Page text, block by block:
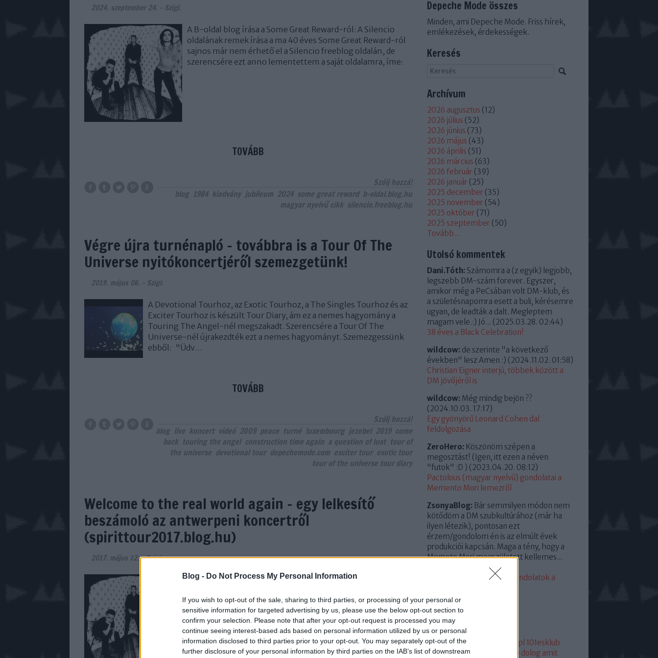
Blog - Do Not Process My Personal Information
If you wish to opt-out of the sale, sharing to third parties, or processing of your personal or
sensitive information for targeted advertising by us, please use the below opt-out section to
confirm your selection. Please note that after your opt-out request is processed you may
continue seeing interest-based ads based on personal information utilized by us or personal
information disclosed to third parties prior to your opt-out. You may separately opt-out of the
further disclosure of your personal information by third parties on the IAB’s list of downstream
2024. szeptember 24. - Szigi.
A B-oldal blog írása a Some Great Reward-ról: A Silencio
oldalának remek írása a ma 40 éves Some Great Reward-ról
sajnos már nem érhető el a Silencio freeblog oldalán, de
szerencsére ezt anno lementettem a saját oldalamra, íme:
TOVÁBB
Szólj hozzá!
blog 1984 kiadvány jubileum 2024 some great reward b-oldal.blog.hu
magyar nyelvű cikk silencio.freeblog.hu
Végre újra turnénapló - továbbra is a Tour Of The
Universe nyitókoncertjéről szemezgetünk!
2019. május 06. - Szigi.
A Devotional Tourhoz, az Exotic Tourhoz, a The Singles Tourhoz és az
Exciter Tourhoz is készült Tour Diary, ám ez a nemes hagyomány a
Touring The Angel-nél megszakadt. Szerencsére a Tour Of The
Universe-nél újrakezdték ezt a nemes hagyományt. Szemezgessünk
ebből: "Üdv…
TOVÁBB
Szólj hozzá!
blog live koncert videó 2009 peace turné luxembourg jezebel 2019 come
back touring the angel construction time again a question of lust tour of
the universe devotional tour depechemode.com exciter tour exotic tour
tour of the universe tour diary
Welcome to the real world again - egy lelkesítő
beszámoló az antwerpeni koncertről
(spirittour2017.blog.hu)
2017. május 12.-Szigi.
Itt olvasható a bejegyzés.
Depeche Mode összes
Minden, ami Depeche Mode. Friss hírek,
emlékezések, érdekességek.
Keresés
Archívum
2026 augusztus (12)
2026 július (52)
2026 június (73)
2026 május (43)
2026 április (51)
2026 március (63)
2026 február (39)
2026 január (25)
2025 december (35)
2025 november (54)
2025 október (71)
2025 szeptember (50)
Tovább...
Utolsó kommentek
Dani.Tóth: Számomra a (z egyik) legjobb,
legszebb DM-szám forever. Egyszer,
amikor még a PeCsában volt DM-klub, és
a születésnapomra esett a buli, kérésemre
ugyan, de leadták a dalt. Megleptem
magam vele.:) Jó... (2025.03.28. 02:44)
38 éves a Black Celebration!
wildcow: de szerinte "a következő
években" lesz Amen :) (2024.11.02. 01:58)
Christian Eigner interjú, többek között a
DM jövőjéről is
wildcow: Még mindig bejön ??
(2024.10.03. 17:17)
Egy gyönyörű Leonard Cohen dal
feldolgozása
ZeroHero: Köszönöm szépen a
megosztást! (Igen, itt ezen a néven
"futok" :D ) (2023.04.20. 08:12)
Pactolous (magyar nyelvű) gondolatai a
Memento Mori lemezről
ZsonyaBlog: Bár semmilyen módon nem
kötődöm a DM szubkultúrához (már ha
ilyen létezik), pontosan ezt
érzem/gondolom én is az elmúlt évek
produkciói kapcsán. Maga a tény, hogy a
Memeto Mori megszületett kellemes...
2023.04.13. 15:35)
Az eddigi leggyengébb. Gondolatok a
Utolsó 20
Címkék
.0051 1+2101 101dm.pl 101esklub
101hang101 hang
10 dolog amit